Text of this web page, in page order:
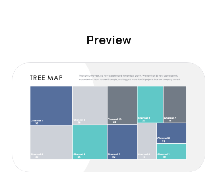
Preview